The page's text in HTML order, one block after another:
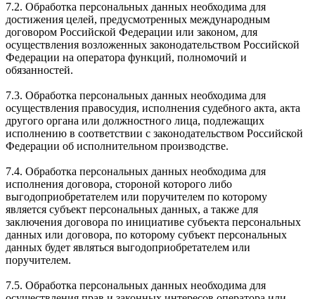
7.2. Обработка персональных данных необходима для
достижения целей, предусмотренных международным
договором Российской Федерации или законом, для
осуществления возложенных законодательством Российской
Федерации на оператора функций, полномочий и
обязанностей.
7.3. Обработка персональных данных необходима для
осуществления правосудия, исполнения судебного акта, акта
другого органа или должностного лица, подлежащих
исполнению в соответствии с законодательством Российской
Федерации об исполнительном производстве.
7.4. Обработка персональных данных необходима для
исполнения договора, стороной которого либо
выгодоприобретателем или поручителем по которому
является субъект персональных данных, а также для
заключения договора по инициативе субъекта персональных
данных или договора, по которому субъект персональных
данных будет являться выгодоприобретателем или
поручителем.
7.5. Обработка персональных данных необходима для